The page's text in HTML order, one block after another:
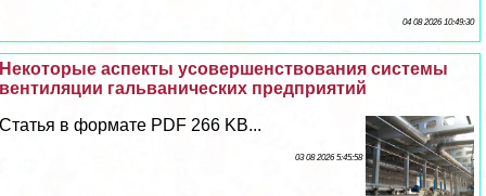
04 08 2026 10:49:30
Некоторые аспекты усовершенствования системы
вентиляции гальванических предприятий
Статья в формате PDF 266 KB...
03 08 2026 5:45:58